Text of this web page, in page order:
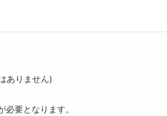
ありません)
要となります。